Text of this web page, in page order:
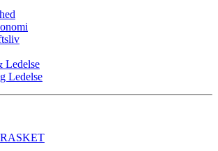
Ledelse
Ledelse